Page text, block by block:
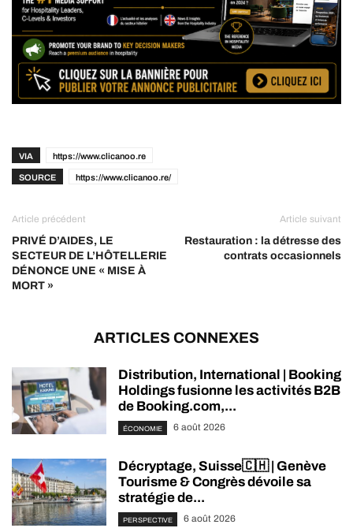
VIA https://www.clicanoo.re
SOURCE https://www.clicanoo.re/
Article précédent
PRIVÉ D’AIDES, LE
SECTEUR DE L’HÔTELLERIE
DÉNONCE UNE « MISE À
MORT »
Article suivant
Restauration : la détresse des
contrats occasionnels
ARTICLES CONNEXES
Distribution, International | Booking
Holdings fusionne les activités B2B
de Booking.com,...
ÉCONOMIE 6 août 2026
Décryptage, Suisse🇨🇭 | Genève
Tourisme & Congrès dévoile sa
stratégie de...
PERSPECTIVE 6 août 2026